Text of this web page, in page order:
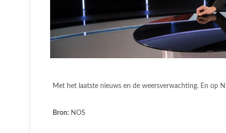
Met het laatste nieuws en de weersverwachting. En op
Bron: NOS